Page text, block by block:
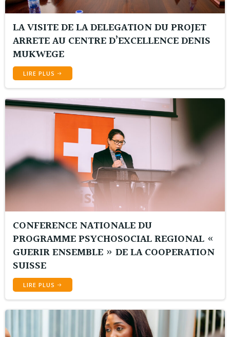
LA VISITE DE LA DELEGATION DU PROJET
ARRETE AU CENTRE D’EXCELLENCE DENIS
MUKWEGE
LIRE PLUS
CONFERENCE NATIONALE DU
PROGRAMME PSYCHOSOCIAL REGIONAL «
GUERIR ENSEMBLE » DE LA COOPERATION
SUISSE
LIRE PLUS